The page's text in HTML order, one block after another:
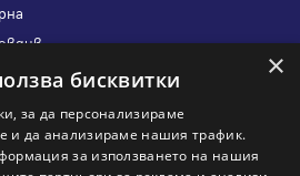
×
бисквитки
за да персонализираме
и да анализираме нашия трафик.
за използването на нашия